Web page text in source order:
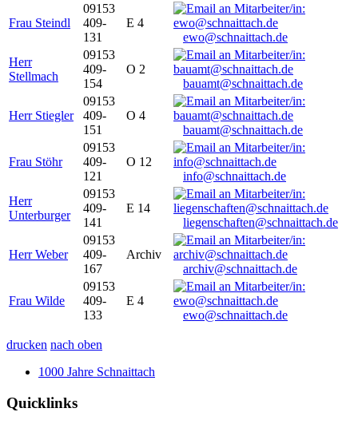
Frau Steindl
09153
409-
131
E 4
ewo@schnaittach.de
Herr
Stellmach
09153
409-
154
O 2
bauamt@schnaittach.de
Herr Stiegler
09153
409-
151
O 4
bauamt@schnaittach.de
Frau Stöhr
09153
409-
121
O 12
info@schnaittach.de
Herr
Unterburger
09153
409-
141
E 14
liegenschaften@schnaittach.de
Herr Weber
09153
409-
167
Archiv
archiv@schnaittach.de
Frau Wilde
09153
409-
133
E 4
ewo@schnaittach.de
drucken nach oben
1000 Jahre Schnaittach
Quicklinks